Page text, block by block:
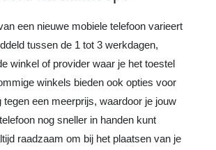
een nieuwe mobiele telefoon varieert
tussen de 1 tot 3 werkdagen,
winkel of provider waar je het toestel
winkels bieden ook opties voor
een meerprijs, waardoor je jouw
nog sneller in handen kunt
raadzaam om bij het plaatsen van je